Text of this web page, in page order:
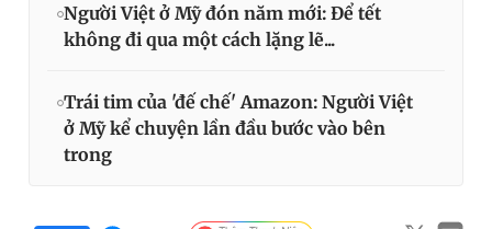
Người Việt ở Mỹ đón năm mới: Để tết
không đi qua một cách lặng lẽ...
Trái tim của 'đế chế' Amazon: Người Việt
ở Mỹ kể chuyện lần đầu bước vào bên
trong